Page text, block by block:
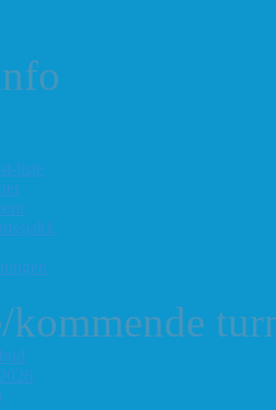
liste
kommende